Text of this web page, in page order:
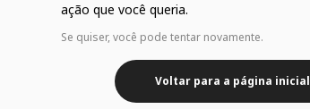
ação que você queria.
Se quiser, você pode tentar novamente.
Voltar para a página inicial